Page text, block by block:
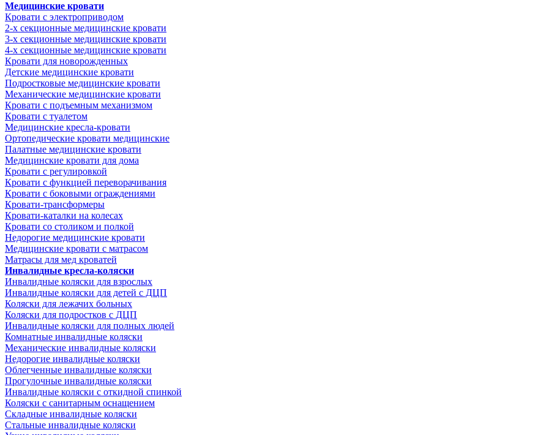
Медицинские кровати
Кровати с электроприводом
2-х секционные медицинские кровати
3-х секционные медицинские кровати
4-х секционные медицинские кровати
Кровати для новорожденных
Детские медицинские кровати
Подростковые медицинские кровати
Механические медицинские кровати
Кровати с подъемным механизмом
Кровати с туалетом
Медицинские крeсла-кровати
Ортопедические кровати медицинские
Палатные медицинские кровати
Медицинские кровати для дома
Кровати с регулировкой
Кровати с функцией переворачивания
Кровати с боковыми ограждениями
Кровати-трансформеры
Кровати-каталки на колесах
Кровати со столиком и полкой
Недорогие медицинские кровати
Медицинские кровати с матрасом
Матрасы для мед кроватей
Инвалидные кресла-коляски
Инвалидные коляски для взрослых
Инвалидные коляски для детей с ДЦП
Коляски для лежачих больных
Коляски для подростков с ДЦП
Инвалидные коляски для полных людей
Комнатные инвалидные коляски
Механические инвалидные коляски
Недорогие инвалидные коляски
Облегченные инвалидные коляски
Прогулочные инвалидные коляски
Инвалидные коляски с откидной спинкой
Коляски с санитарным оснащением
Складные инвалидные коляски
Стальные инвалидные коляски